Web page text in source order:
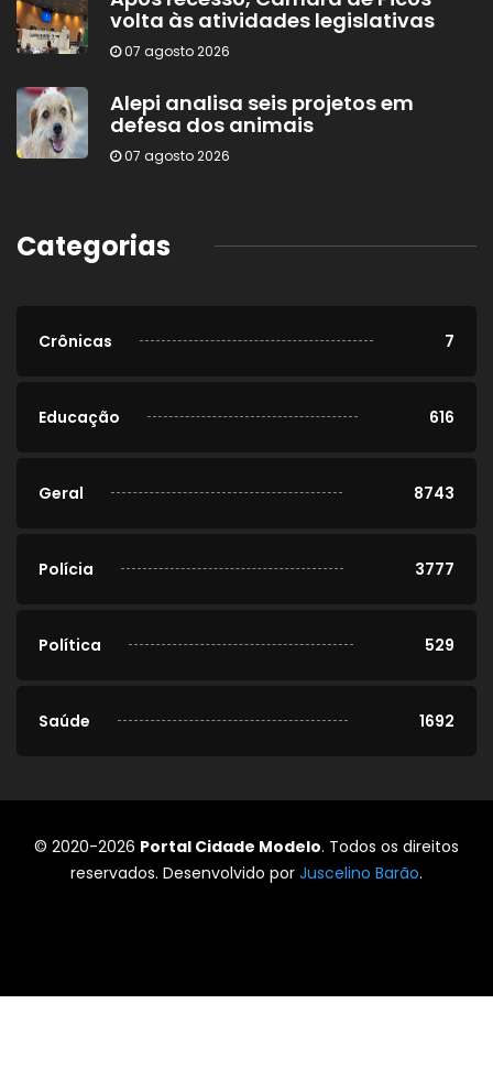
volta às atividades legislativas
07 agosto 2026
Alepi analisa seis projetos em
defesa dos animais
07 agosto 2026
Categorias
Crônicas 7
Educação 616
Geral 8743
Polícia 3777
Política 529
Saúde 1692
© 2020-2026 Portal Cidade Modelo. Todos os direitos
reservados. Desenvolvido por Juscelino Barão.